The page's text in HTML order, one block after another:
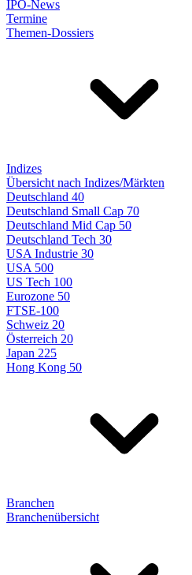
IPO-News
Termine
Themen-Dossiers
Indizes
Übersicht nach Indizes/Märkten
Deutschland 40
Deutschland Small Cap 70
Deutschland Mid Cap 50
Deutschland Tech 30
USA Industrie 30
USA 500
US Tech 100
Eurozone 50
FTSE-100
Schweiz 20
Österreich 20
Japan 225
Hong Kong 50
Branchen
Branchenübersicht